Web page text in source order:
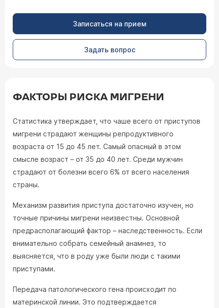
Записаться на прием
Задать вопрос
ФАКТОРЫ РИСКА МИГРЕНИ
Статистика утверждает, что чаше всего от приступов
мигрени страдают женщины репродуктивного
возраста от 15 до 45 лет. Самый опасный в этом
смысле возраст – от 35 до 40 лет. Среди мужчин
страдают от болезни всего 6% от всего населения
страны.
Механизм развития приступа достаточно изучен, но
точные причины мигрени неизвестны. Основной
предрасполагающий фактор – наследственность. Если
внимательно собрать семейный анамнез, то
выясняется, что в роду уже были люди с такими
приступами.
Передача патологического гена происходит по
материнской линии. Это подтверждается